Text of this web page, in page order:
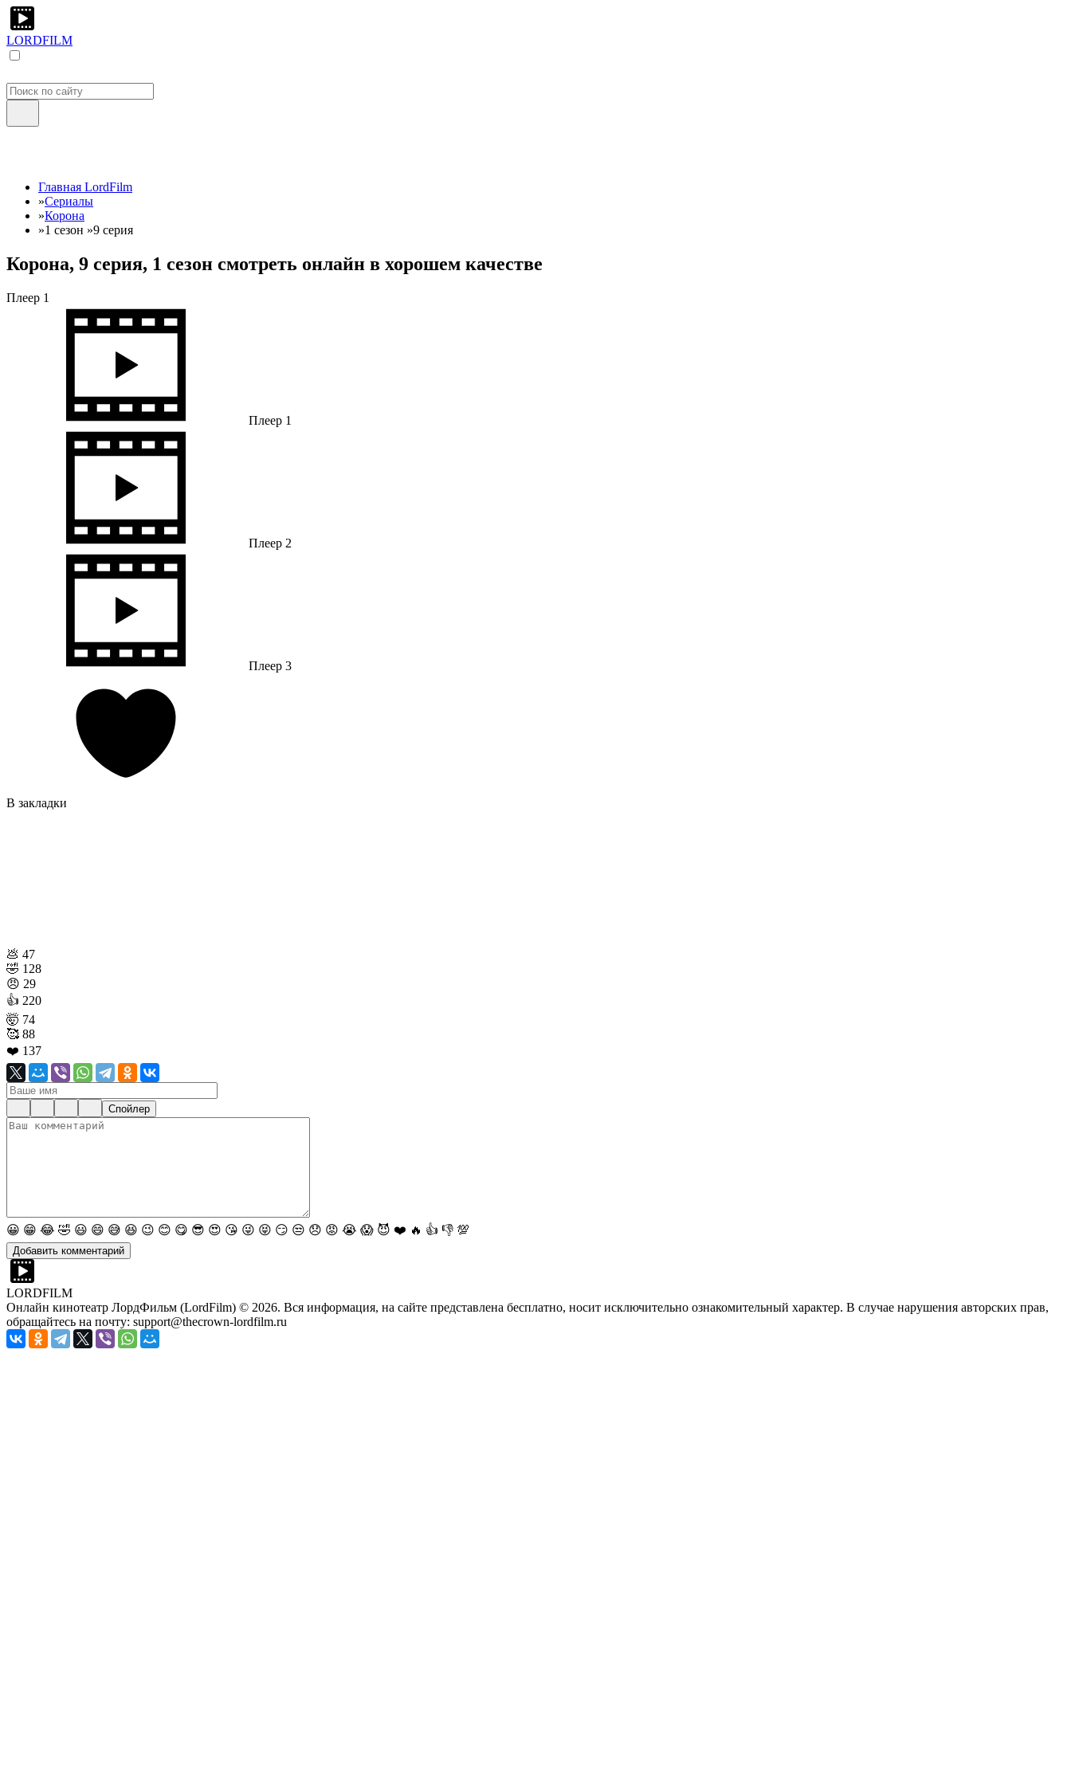
LORDFILM
Главная LordFilm
»Сериалы
»Корона
»1 сезон »9 серия
Корона, 9 серия, 1 сезон смотреть онлайн в хорошем качестве
Плеер 1
Плеер 1
Плеер 2
Плеер 3
В закладки
💩 47
🤣 128
😠 29
👍 220
🤯 74
🥰 88
❤️ 137
Спойлер
😀 😁 😂 🤣 😃 😄 😅 😆 😉 😊 😋 😎 😍 😘 😜 😝 😏 😒 😞 😡 😭 😱 😈 ❤️ 🔥 👍 👎 💯
LORDFILM
Онлайн кинотеатр ЛордФильм (LordFilm) © 2026. Вся информация, на сайте представлена бесплатно, носит исключительно ознакомительный характер. В случае нарушения авторских прав,
обращайтесь на почту: support@thecrown-lordfilm.ru